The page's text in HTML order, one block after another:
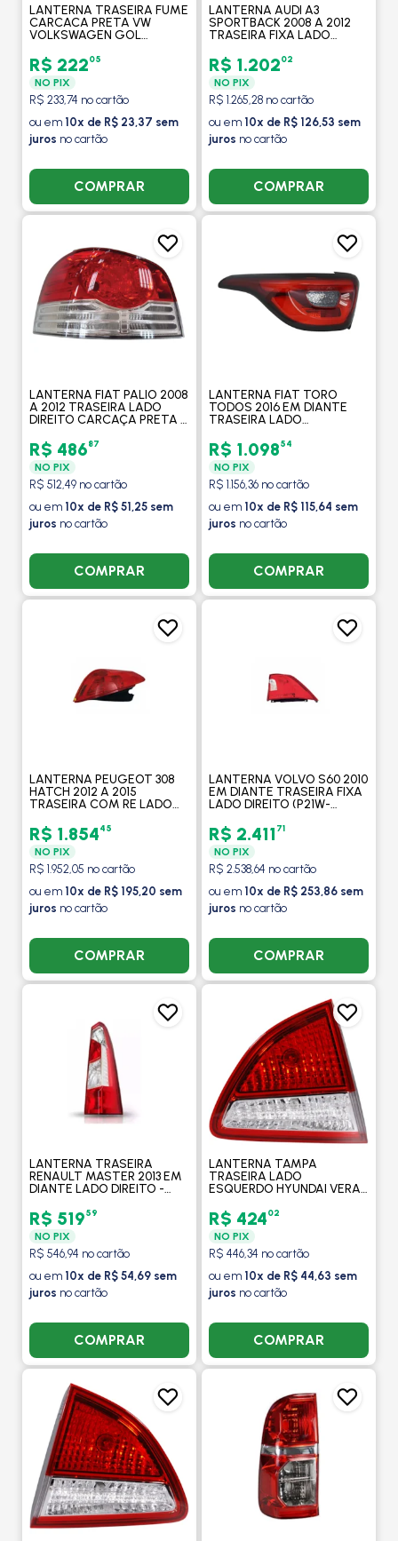
LANTERNA TRASEIRA FUME
CARCACA PRETA VW
VOLKSWAGEN GOL
LADO ESQUERDO - ARTEB
R$ 22205
NO PIX
R$ 233,74 no cartão
ou em 10x de R$ 23,37 sem
juros no cartão
COMPRAR
LANTERNA AUDI A3
SPORTBACK 2008 A 2012
TRASEIRA FIXA LADO
MAGNETI MARELLI
R$ 1.20202
NO PIX
R$ 1.265,28 no cartão
ou em 10x de R$ 126,53 sem
juros no cartão
COMPRAR
LANTERNA FIAT PALIO 2008
A 2012 TRASEIRA LADO
DIREITO CARCAÇA PRETA -
R$ 48687
NO PIX
R$ 512,49 no cartão
ou em 10x de R$ 51,25 sem
juros no cartão
COMPRAR
LANTERNA FIAT TORO
TODOS 2016 EM DIANTE
TRASEIRA LADO
MARELLI
R$ 1.09854
NO PIX
R$ 1.156,36 no cartão
ou em 10x de R$ 115,64 sem
juros no cartão
COMPRAR
LANTERNA PEUGEOT 308
HATCH 2012 A 2015
TRASEIRA COM RE LADO
MAGNETI MARELLI
R$ 1.85445
NO PIX
R$ 1.952,05 no cartão
ou em 10x de R$ 195,20 sem
juros no cartão
COMPRAR
LANTERNA VOLVO S60 2010
EM DIANTE TRASEIRA FIXA
LADO DIREITO (P21W-
MARELLI
R$ 2.411 71
NO PIX
R$ 2.538,64 no cartão
ou em 10x de R$ 253,86 sem
juros no cartão
COMPRAR
LANTERNA TRASEIRA
RENAULT MASTER 2013 EM
DIANTE LADO DIREITO -
R$ 51959
NO PIX
R$ 546,94 no cartão
ou em 10x de R$ 54,69 sem
juros no cartão
COMPRAR
LANTERNA TAMPA
TRASEIRA LADO
ESQUERDO HYUNDAI VERA
- ORIGINAL MOBIS
R$ 42402
NO PIX
R$ 446,34 no cartão
ou em 10x de R$ 44,63 sem
juros no cartão
COMPRAR